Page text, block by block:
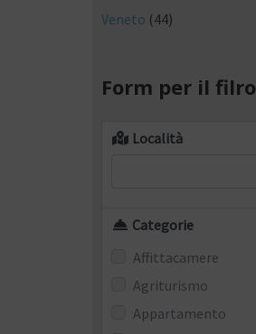
Veneto (44)
Form per il filro
Località
Categorie
Affittacamere
Agriturismo
Appartamento